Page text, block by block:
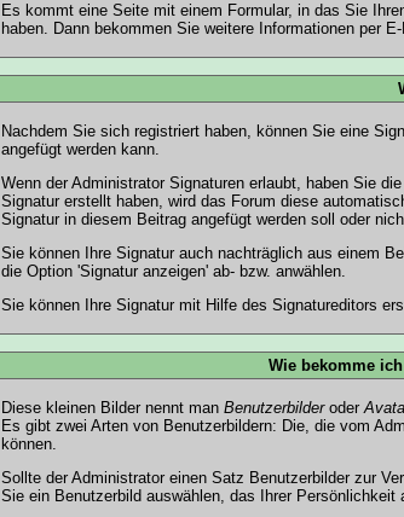
Es kommt eine Seite mit einem Formular, in das Sie
haben. Dann bekommen Sie weitere Informationen per
Nachdem Sie sich registriert haben, können Sie eine
angefügt werden kann.
Wenn der Administrator Signaturen erlaubt, haben Sie
Signatur erstellt haben, wird das Forum diese
Signatur in diesem Beitrag angefügt werden soll oder
Sie können Ihre Signatur auch nachträglich aus einem
die Option 'Signatur anzeigen' ab- bzw. anwählen.
Sie können Ihre Signatur mit Hilfe des Signatureditors
Wie bekomme
Diese kleinen Bilder nennt man Benutzerbilderoder
Es gibt zwei Arten von Benutzerbildern: Die, die vom
können.
Sollte der Administrator einen Satz Benutzerbilder zur
Sie ein Benutzerbild auswählen, das Ihrer Persönlichkeit